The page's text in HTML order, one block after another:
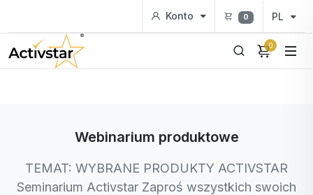
Konto 0 PL
0
Webinarium produktowe
TEMAT: WYBRANE PRODUKTY ACTIVSTAR
Seminarium Activstar Zaproś wszystkich swoich